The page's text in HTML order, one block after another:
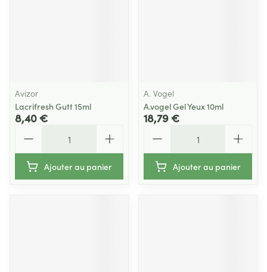
Avizor
Lacrifresh Gutt 15ml
8,40 €
Ajouter au panier
A. Vogel
A.vogel Gel Yeux 10ml
18,79 €
Ajouter au panier